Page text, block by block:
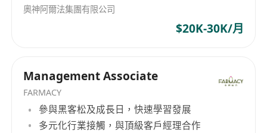
奧神阿爾法集團有限公司
$20K-30K/月
Management Associate
FARMACY
參與黑客松及成長日，快速學習發展
多元化行業接觸，與頂級客戶經理合作